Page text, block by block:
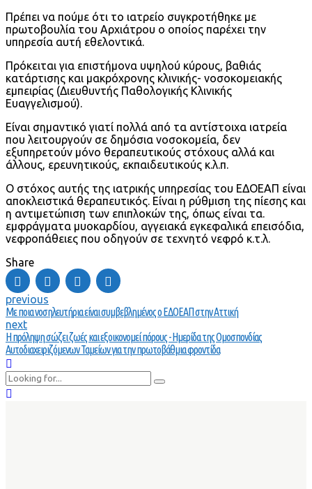
Πρέπει να πούμε ότι το ιατρείο συγκροτήθηκε με
πρωτοβουλία του Αρχιάτρου ο οποίος παρέχει την
υπηρεσία αυτή εθελοντικά.
Πρόκειται για επιστήμονα υψηλού κύρους, βαθιάς
κατάρτισης και μακρόχρονης κλινικής- νοσοκομειακής
εμπειρίας (Διευθυντής Παθολογικής Κλινικής
Ευαγγελισμού).
Είναι σημαντικό γιατί πολλά από τα αντίστοιχα ιατρεία
που λειτουργούν σε δημόσια νοσοκομεία, δεν
εξυπηρετούν μόνο θεραπευτικούς στόχους αλλά και
άλλους, ερευνητικούς, εκπαιδευτικούς κ.λ.π.
Ο στόχος αυτής της ιατρικής υπηρεσίας του ΕΔΟΕΑΠ είναι
αποκλειστικά θεραπευτικός. Είναι η ρύθμιση της πίεσης και
η αντιμετώπιση των επιπλοκών της, όπως είναι τα.
εμφράγματα μυοκαρδίου, αγγειακά εγκεφαλικά επεισόδια,
νεφροπάθειες που οδηγούν σε τεχνητό νεφρό κ.τ.λ.
Share
previous
Με ποια νοσηλευτήρια είναι συμβεβλημένος ο ΕΔΟΕΑΠ στην Αττική
next
Η πρόληψη σώζει ζωές και εξοικονομεί πόρους - Ημερίδα της Ομοσπονδίας
Αυτοδιαχειριζόμενων Ταμείων για την πρωτοβάθμια φροντίδα